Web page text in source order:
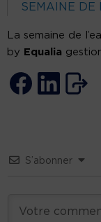
SEMAINE DE
La semaine de
by Equalia
S’abonner